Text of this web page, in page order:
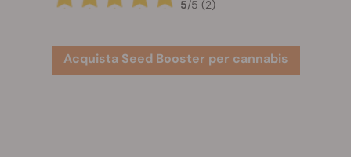
5/5 (2)
Acquista Seed Booster per cannabis